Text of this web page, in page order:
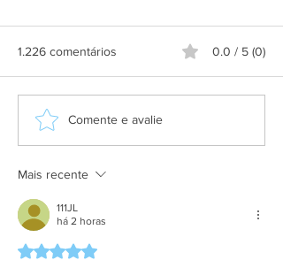
Grupo Salineira promove
1.226 comentários 0.0 / 5 (0)
Comente e avalie
Mais recente
111JL
há 2 horas
Avaliado com 5 de 5 estrelas.